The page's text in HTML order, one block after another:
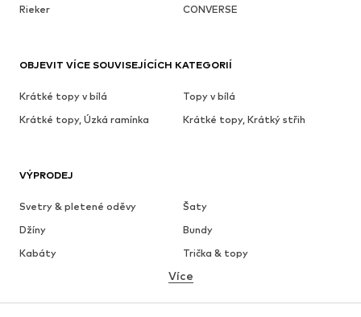
Rieker
CONVERSE
VÝPRODEJ
Svetry & pletené oděvy
Šaty
Džíny
Bundy
Kabáty
Trička & topy
Spodní prádlo
Sukně
Halenky & tuniky
Více
OBJEVIT VÍCE SOUVISEJÍCÍCH KATEGORIÍ
Krátké topy v bílá
Topy v bílá
Krátké topy, Úzká ramínka
Krátké topy, Krátký střih